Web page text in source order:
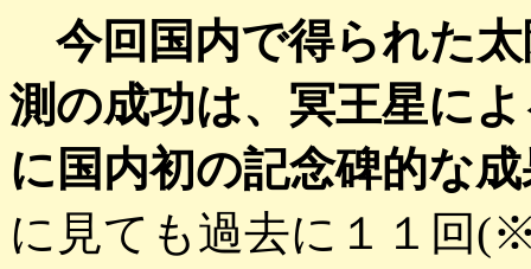
今回国内で得られた太
測の成功は、冥王星に
に国内初の記念碑的な
に見ても過去に１１回